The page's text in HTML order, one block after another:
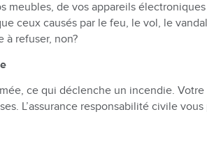
meubles, de vos appareils
ceux causés par le feu, le vol, le
à refuser, non?
ce qui déclenche un incendie.
L’assurance responsabilité civile